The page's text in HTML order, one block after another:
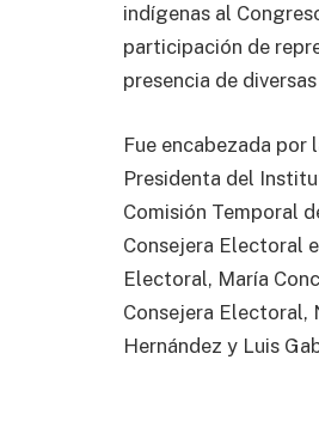
indígenas al
participación de
presencia de
Fue encabezada por
Presidenta del
Comisión Temporal
Consejera Electoral
Electoral, María
Consejera Electoral,
Hernández y Luis